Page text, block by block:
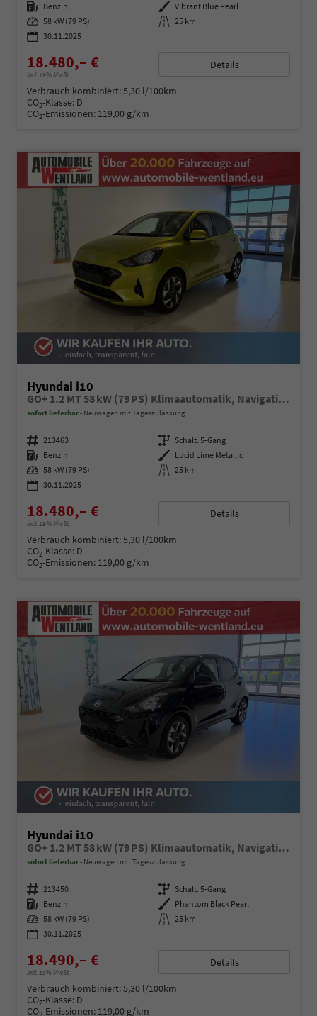
Kraftstoff Benzin Außenfarbe Vibrant Blue Pearl
Leistung 58 kW (79 PS) Kilometerstand 25 km
30.11.2025
18.480,– €
incl. 19% MwSt.
Details
Verbrauch kombiniert:5,30 l/100km
CO2-Klasse: D
CO2-Emissionen: 119,00 g/km
Hyundai i10
GO+ 1.2 MT 58 kW (79 PS) Klimaautomatik, Navigationssystem, Apple CarPlay & Android Auto, Sitzheizung, Lenkradheizung, Einparkhilfe hinten, Rückfahrkamera, Privacy Glass, 15" Leichtmetallfelgen, uvm.
sofort lieferbar Neuwagen mit Tageszulassung
Fahrzeugnummer 213463 Getriebe Schalt. 5-Gang
Kraftstoff Benzin Außenfarbe Lucid Lime Metallic
Leistung 58 kW (79 PS) Kilometerstand 25 km
30.11.2025
18.480,– €
incl. 19% MwSt.
Details
Verbrauch kombiniert:5,30 l/100km
CO2-Klasse: D
CO2-Emissionen: 119,00 g/km
Hyundai i10
GO+ 1.2 MT 58 kW (79 PS) Klimaautomatik, Navigationssystem, Apple CarPlay & Android Auto, Sitzheizung, Lenkradheizung, Einparkhilfe hinten, Rückfahrkamera, Privacy Glass, 15" Leichtmetallfelgen, uvm.
sofort lieferbar Neuwagen mit Tageszulassung
Fahrzeugnummer 213450 Getriebe Schalt. 5-Gang
Kraftstoff Benzin Außenfarbe Phantom Black Pearl
Leistung 58 kW (79 PS) Kilometerstand 25 km
30.11.2025
18.490,– €
incl. 19% MwSt.
Details
Verbrauch kombiniert:5,30 l/100km
CO2-Klasse: D
CO -Emissionen: 119,00 g/km